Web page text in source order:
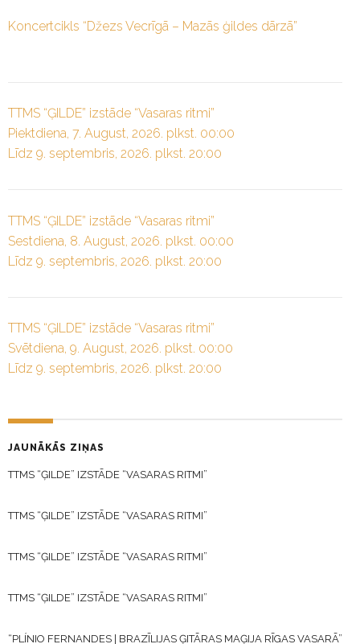
Koncertcikls “Džezs Vecrīgā – Mazās ģildes dārzā”
TTMS “ĢILDE” izstāde “Vasaras ritmi”
Piektdiena, 7. August, 2026. plkst. 00:00
Līdz 9. septembris, 2026. plkst. 20:00
TTMS “ĢILDE” izstāde “Vasaras ritmi”
Sestdiena, 8. August, 2026. plkst. 00:00
Līdz 9. septembris, 2026. plkst. 20:00
TTMS “ĢILDE” izstāde “Vasaras ritmi”
Svētdiena, 9. August, 2026. plkst. 00:00
Līdz 9. septembris, 2026. plkst. 20:00
JAUNĀKĀS ZIŅAS
TTMS “ĢILDE” IZSTĀDE “VASARAS RITMI”
TTMS “ĢILDE” IZSTĀDE “VASARAS RITMI”
TTMS “ĢILDE” IZSTĀDE “VASARAS RITMI”
TTMS “ĢILDE” IZSTĀDE “VASARAS RITMI”
“PLÍNIO FERNANDES | BRAZĪLIJAS ĢITĀRAS MAĢIJA RĪGAS VASARĀ”